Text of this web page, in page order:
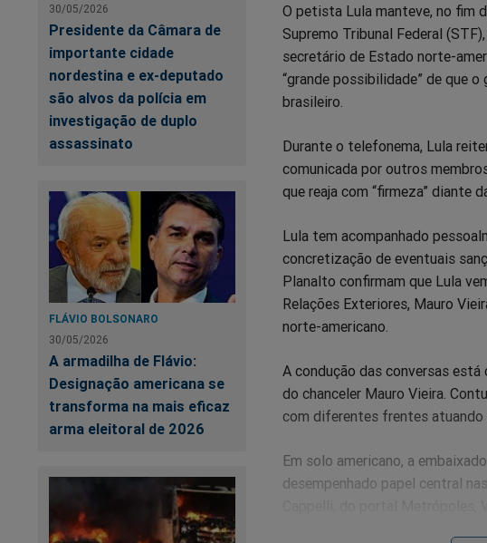
30/05/2026
Presidente da Câmara de
importante cidade
nordestina e ex-deputado
são alvos da polícia em
investigação de duplo
assassinato
FLÁVIO BOLSONARO
30/05/2026
A armadilha de Flávio:
Designação americana se
transforma na mais eficaz
arma eleitoral de 2026
no
Facebook
no
Whatsapp
no
Twitter
no
O petista Lula manteve, no fim
Supremo Tribunal Federal
secretário de Estado norte-
“grande possibilidade” de que
brasileiro.
Durante o telefonema, Lula
comunicada por outros
que reaja com “firmeza” diante
Lula tem acompanhado
concretização de eventuais
Planalto confirmam que Lula
Relações Exteriores, Mauro
norte-americano.
A condução das conversas
do chanceler Mauro Vieira.
com diferentes frentes atuando
Em solo americano, a
desempenhado papel central